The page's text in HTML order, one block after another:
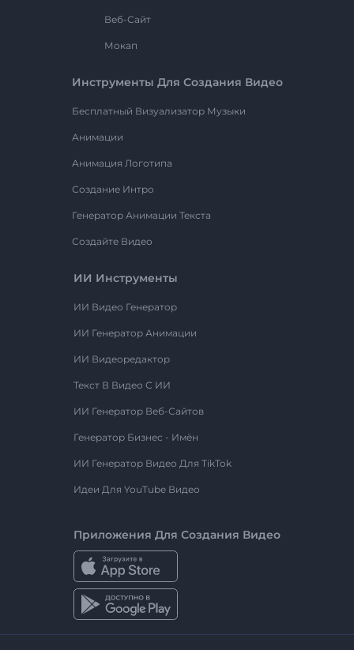
Веб-Сайт
Мокап
Инструменты Для Создания Видео
Бесплатный Визуализатор Музыки
Анимации
Анимация Логотипа
Создание Интро
Генератор Анимации Текста
Создайте Видео
ИИ Инструменты
ИИ Видео Генератор
ИИ Генератор Анимации
ИИ Видеоредактор
Текст В Видео С ИИ
ИИ Генератор Веб-Сайтов
Генератор Бизнес - Имён
ИИ Генератор Видео Для TikTok
Идеи Для YouTube Видео
Приложения Для Создания Видео